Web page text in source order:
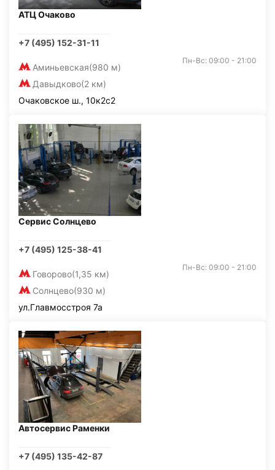
АТЦ Очаково
+7 (495) 152-31-11
Аминьевская(980 м)
Давыдково(2 км)
Пн-Вс: 09:00 - 21:00
Очаковское ш., 10к2с2
Сервис Солнцево
+7 (495) 125-38-41
Говорово(1,35 км)
Солнцево(930 м)
Пн-Вс: 09:00 - 21:00
ул.Главмосстроя 7а
Автосервис Раменки
+7 (495) 135-42-87